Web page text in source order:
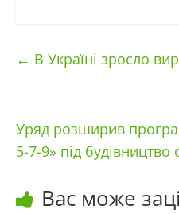
← В Україні зросло
Уряд розширив
5-7-9» під
Вас може